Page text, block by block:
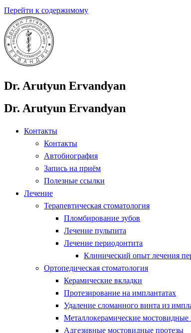
Перейти к содержимому
Dr. Arutyun Ervandyan
Dr. Arutyun Ervandyan
Контакты
Контакты
Автобиография
Запись на приём
Полезные ссылки
Лечение
Терапевтическая стоматология
Пломбирование зубов
Лечение пульпита
Лечение периодонтита
Клинический опыт лечения
Ортопедическая стоматология
Керамические вкладки
Протезирование на имплантатах
Удаление сломанного винта из
Металлокерамические мостовидные
Адгезивные мостовидные протезы